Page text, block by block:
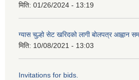
मिति: 01/26/2024 - 13:19
ग्यास चुल्हो सेट खरिदको लागी बोलपत्र आह्वान
मिति: 10/08/2021 - 13:03
Invitations for bids.